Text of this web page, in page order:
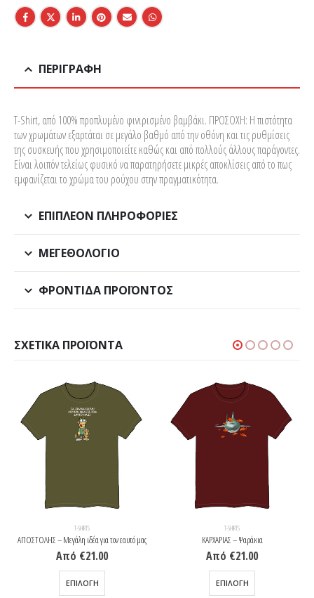
ΠΕΡΙΓΡΑΦΉ
T-Shirt, από 100% προπλυμένο φινιρισμένο βαμβάκι. ΠΡΟΣΟΧΗ: Η πιστότητα
των χρωμάτων εξαρτάται σε μεγάλο βαθμό από την οθόνη και τις ρυθμίσεις
της συσκευής που χρησιμοποιείτε καθώς και από πολλούς άλλους παράγοντες.
Είναι λοιπόν τελείως φυσικό να παρατηρήσετε μικρές αποκλίσεις από το πως
εμφανίζεται το χρώμα του ρούχου στην πραγματικότητα.
ΕΠΙΠΛΈΟΝ ΠΛΗΡΟΦΟΡΊΕΣ
ΜΕΓΕΘΟΛΌΓΙΟ
ΦΡΟΝΤΊΔΑ ΠΡΟΪΌΝΤΟΣ
ΣΧΕΤΙΚΆ ΠΡΟΪΌΝΤΑ
T-SHIRTS
ΑΠΟΣΤΟΛΗΣ – Μεγάλη ιδέα για τον εαυτό μας
Από €21.00
ΕΠΙΛΟΓΉ
Αυτό το προϊόν έχει πολλαπλές παραλλαγές. Οι επιλογές μπορούν να επιλεγούν στη σελίδα του προϊόντος
T-SHIRTS
ΚΑΡΧΑΡΙΑΣ – Ψαράκια
Από €21.00
ΕΠΙΛΟΓΉ
Αυτό το προϊόν έχει πολλαπλές παραλλαγές. Οι επιλογές μπορούν να επιλεγούν στη σελίδα του προϊόντος